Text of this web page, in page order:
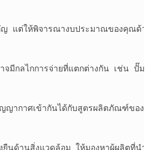
ญ แต่ให้พิจารณางบประมาณของคุณด้
มีกลไกการจ่ายที่แตกต่างกัน เช่น ปั๊ม
ญากาศเข้ากันได้กับสูตรผลิตภัณฑ์ของคุ
ยืนด้านสิ่งแวดล้อม ให้มองหาผู้ผลิตที่น